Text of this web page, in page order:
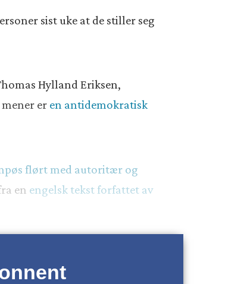
sist uke at de stiller seg
Hylland Eriksen,
er en antidemokratisk
flørt med autoritær og
en engelsk tekst forfattet av